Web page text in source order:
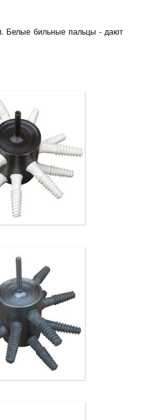
Белые бильные пальцы - дают